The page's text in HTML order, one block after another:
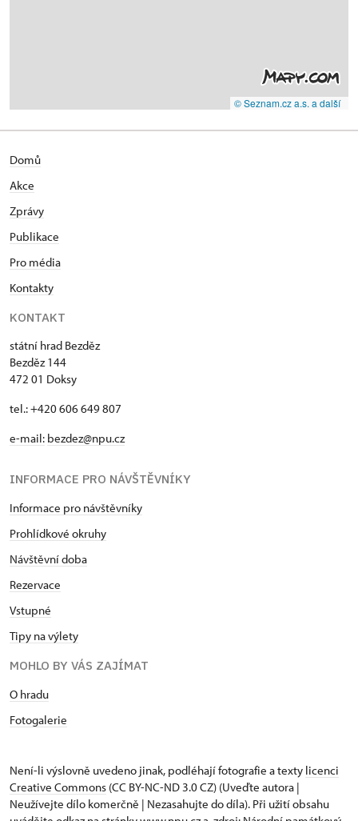
© Seznam.cz a.s. a další
Domů
Akce
Zprávy
Publikace
Pro média
Kontakty
KONTAKT
státní hrad Bezděz
Bezděz 144
472 01 Doksy
tel.: +420 606 649 807
e-mail: bezdez@npu.cz
INFORMACE PRO NÁVŠTĚVNÍKY
Informace pro návštěvníky
Prohlídkové okruhy
Návštěvní doba
Rezervace
Vstupné
Tipy na výlety
MOHLO BY VÁS ZAJÍMAT
O hradu
Fotogalerie
Není-li výslovně uvedeno jinak, podléhají fotografie a texty licenci
Creative Commons (CC BY-NC-ND 3.0 CZ) (Uveďte autora |
Neužívejte dílo komerčně | Nezasahujte do díla). Při užití obsahu